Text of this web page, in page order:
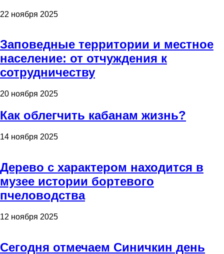
22 ноября 2025
Заповедные территории и местное
население: от отчуждения к
сотрудничеству
20 ноября 2025
Как облегчить кабанам жизнь?
14 ноября 2025
Дерево с характером находится в
музее истории бортевого
пчеловодства
12 ноября 2025
Сегодня отмечаем Синичкин день